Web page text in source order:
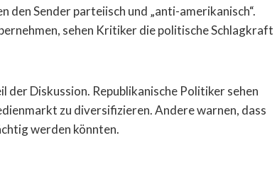
den Sender parteiisch und „anti-amerikanisch“.
sehen Kritiker die politische Schlagkraft
Diskussion. Republikanische Politiker sehen
zu diversifizieren. Andere warnen, dass
werden könnten.